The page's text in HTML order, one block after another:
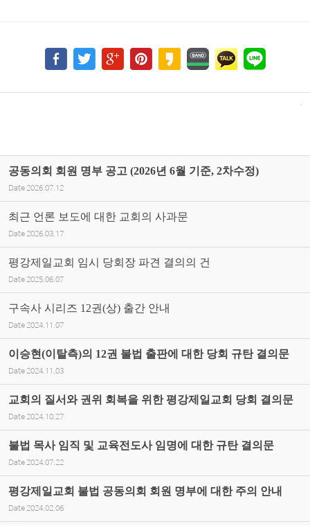
공동의회 회원 명부 공고 (2026년 6월 기준, 2차수정)
Date 2026.07.12
최근 언론 보도에 대한 교회의 사과문
Date 2026.03.17
평강제일교회 임시 당회장 파견 결의의 건
Date 2025.06.07
구속사 시리즈 12권(상) 출간 안내
Date 2024.11.07
이승현(이탈측)의 12권 불법 출판에 대한 당회 규탄 결의문
Date 2024.11.03
교회의 질서와 권위 회복을 위한 평강제일교회 당회 결의문
Date 2024.10.27
불법 목사 임직 및 교육전도사 임명에 대한 규탄 결의문
Date 2024.07.22
평강제일교회 불법 공동의회 회원 명부에 대한 주의 안내
Date 2024.02.06